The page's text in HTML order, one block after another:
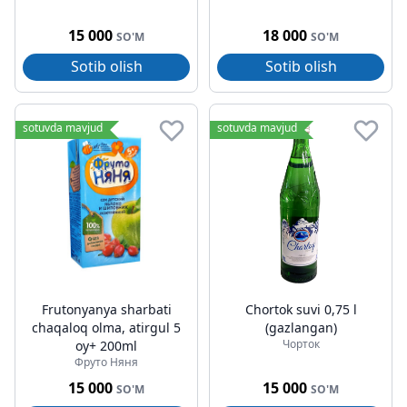
15 000 SO'M
Sotib olish
18 000 SO'M
Sotib olish
sotuvda mavjud
Frutonyanya sharbati
chaqaloq olma, atirgul 5
oy+ 200ml
Фруто Няня
15 000 SO'M
sotuvda mavjud
Chortok suvi 0,75 l
(gazlangan)
Чорток
15 000 SO'M